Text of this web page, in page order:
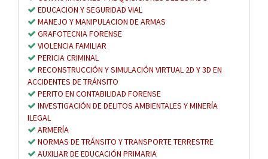
EDUCACION Y SEGURIDAD VIAL
MANEJO Y MANIPULACION DE ARMAS
GRAFOTECNIA FORENSE
VIOLENCIA FAMILIAR
PERICIA CRIMINAL
RECONSTRUCCIÓN Y SIMULACIÓN VIRTUAL 2D Y 3D EN
ACCIDENTES DE TRÁNSITO
PERITO EN CONTABILIDAD FORENSE
INVESTIGACIÓN DE DELITOS AMBIENTALES Y MINERÍA
ILEGAL
ARMERÍA
NORMAS DE TRÁNSITO Y TRANSPORTE TERRESTRE
AUXILIAR DE EDUCACIÓN PRIMARIA